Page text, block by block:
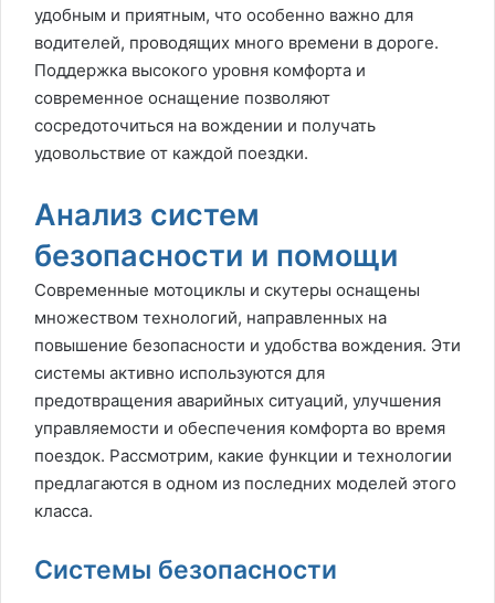
удобным и приятным, что особенно важно для
водителей, проводящих много времени в дороге.
Поддержка высокого уровня комфорта и
современное оснащение позволяют
сосредоточиться на вождении и получать
удовольствие от каждой поездки.
Анализ систем
безопасности и помощи
Современные мотоциклы и скутеры оснащены
множеством технологий, направленных на
повышение безопасности и удобства вождения. Эти
системы активно используются для
предотвращения аварийных ситуаций, улучшения
управляемости и обеспечения комфорта во время
поездок. Рассмотрим, какие функции и технологии
предлагаются в одном из последних моделей этого
класса.
Системы безопасности